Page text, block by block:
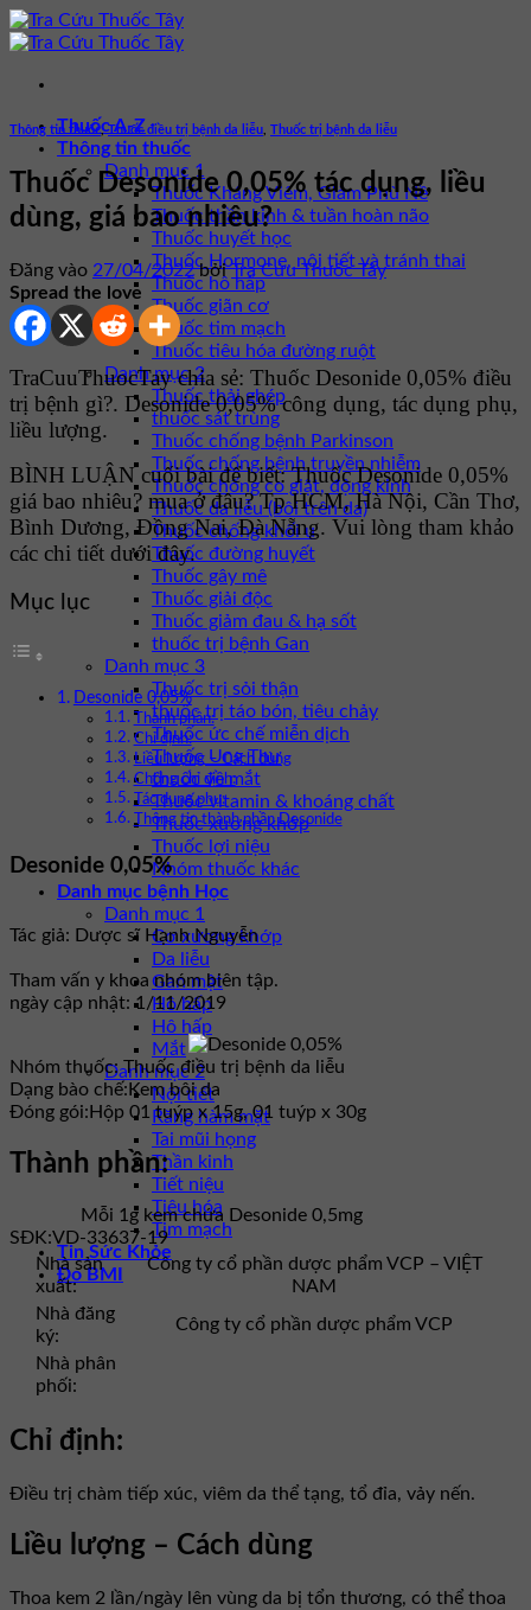
Bỏ
qua
dung
Thuốc A-Z
Thông tin thuốc
Danh mục 1
Thuốc Kháng Viêm, Giảm Phù Nề
Thuốc thần kinh & tuần hoàn não
Thuốc huyết học
Thuốc Hormone, nội tiết và tránh thai
Thuốc hô hấp
Thuốc giãn cơ
Thuốc tim mạch
Thuốc tiêu hóa đường ruột
Danh mục 2
Thuốc thải ghép
thuốc sát trùng
Thuốc chống bệnh Parkinson
Thuốc chống bệnh truyền nhiễm
Thuốc chống co giật, động kinh
Thuốc da liễu (bôi trên da)
Thuốc chống khối u
Thuốc đường huyết
Thuốc gây mê
Thuốc giải độc
Thuốc giảm đau & hạ sốt
thuốc trị bệnh Gan
Danh mục 3
Thuốc trị sỏi thận
thuốc trị táo bón, tiêu chảy
Thuốc ức chế miễn dịch
Thuốc Ung Thư
thuốc về mắt
Thuốc vitamin & khoáng chất
Thuốc xương khớp
Thuốc lợi niệu
Nhóm thuốc khác
Danh mục bệnh Học
Danh mục 1
Cơ xương khớp
Da liễu
Gan mật
Hô hấp
Hô hấp
Mắt
Danh mục 2
Nội tiết
Răng hàm mặt
Tai mũi họng
Thần kinh
Tiết niệu
Tiêu hóa
Tim mạch
Tin Sức Khỏe
Đo BMI
Thông tin thuốc,Thuốc điều trị bệnh da liễu Thuốc trị bệnh da liễu
Thuốc Desonide 0,05% tác dụng, liều
dùng, giá bao nhiêu?
Đăng vào 27/04/2022 bởiTra Cứu Thuốc Tây
Spread the love
TraCuuThuocTay chia sẻ: Thuốc Desonide 0,05% điều
trị bệnh gì?. Desonide 0,05% công dụng, tác dụng phụ,
liều lượng.
BÌNH LUẬN cuối bài để biết: Thuốc Desonide 0,05%
giá bao nhiêu? mua ở đâu? Tp HCM, Hà Nội, Cần Thơ,
Bình Dương, Đồng Nai, Đà Nẵng. Vui lòng tham khảo
các chi tiết dưới đây.
Mục lục
Desonide 0,05%
Thành phần:
Chỉ định:
Liều lượng – Cách dùng
Chống chỉ định:
Tác dụng phụ:
Thông tin thành phần Desonide
Desonide 0,05%
Tác giả: Dược sĩ Hạnh Nguyễn
Tham vấn y khoa nhóm biên tập.
ngày cập nhật: 1/11/2019
Nhóm thuốc:Thuốc điều trị bệnh da liễu
Dạng bào chế: Kem bôi da
Đóng gói: Hộp 01 tuýp x 15g, 01 tuýp x 30g
Thành phần:
Mỗi 1g kem chứa Desonide 0,5mg
SĐK:VD-33637-19
Nhà sản
xuất:
Công ty cổ phần dược phẩm VCP – VIỆT
NAM
Nhà đăng
ký:
Công ty cổ phần dược phẩm VCP
Nhà phân
phối:
Chỉ định:
Điều trị chàm tiếp xúc, viêm da thể tạng, tổ đỉa, vảy nến.
Liều lượng – Cách dùng
Thoa kem 2 lần/ngày lên vùng da bị tổn thương, có thể thoa